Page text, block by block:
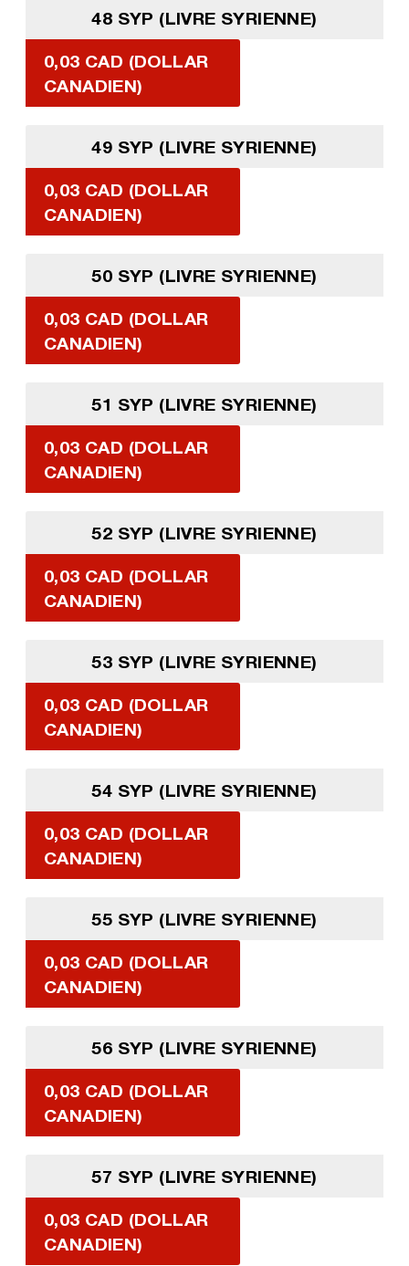
48 SYP (LIVRE SYRIENNE)
0,03 CAD (DOLLAR
CANADIEN)
49 SYP (LIVRE SYRIENNE)
0,03 CAD (DOLLAR
CANADIEN)
50 SYP (LIVRE SYRIENNE)
0,03 CAD (DOLLAR
CANADIEN)
51 SYP (LIVRE SYRIENNE)
0,03 CAD (DOLLAR
CANADIEN)
52 SYP (LIVRE SYRIENNE)
0,03 CAD (DOLLAR
CANADIEN)
53 SYP (LIVRE SYRIENNE)
0,03 CAD (DOLLAR
CANADIEN)
54 SYP (LIVRE SYRIENNE)
0,03 CAD (DOLLAR
CANADIEN)
55 SYP (LIVRE SYRIENNE)
0,03 CAD (DOLLAR
CANADIEN)
56 SYP (LIVRE SYRIENNE)
0,03 CAD (DOLLAR
CANADIEN)
57 SYP (LIVRE SYRIENNE)
0,03 CAD (DOLLAR
CANADIEN)